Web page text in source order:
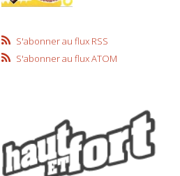
S'abonner au flux RSS
S'abonner au flux ATOM